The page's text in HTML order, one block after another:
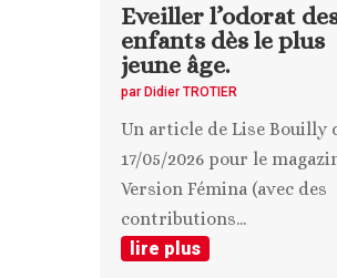
Eveiller l’odorat
enfants dès le plus
jeune âge.
par Didier TROTIER
Un article de Lise Bouilly
17/05/2026 pour le
Version Fémina (avec des
contributions...
lire plus